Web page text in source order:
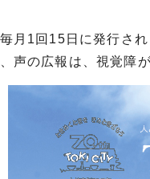
毎月1回15日に発行さ
声の広報は、視覚障